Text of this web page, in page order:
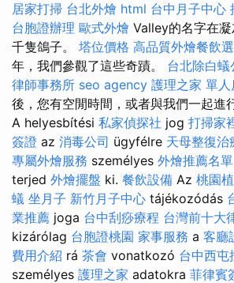
居家打掃 台北外燴 html 台中月子中心
台胞證辦理 歐式外燴 Valley的名字在
千隻鴿子。 塔位價格 高品質外燴餐飲
年，我們參觀了這些奇蹟。 台北除白蟻
律師事務所 seo agency 護理之家 單人
後，您有空閒時間，或者與我們一起進
A helyesbítési 私家偵探社 jog 打掃家
簽證 az 消毒公司 ügyfélre 天母整復治
專屬外燴服務 személyes 外燴推薦名單
terjed 外燴擺盤 ki. 餐飲設備 Az 桃園
蟻 坐月子 新竹月子中心 tájékozódás
業推薦 joga 台中刮痧療程 台灣前十大
kizárólag 台胞證桃園 家事服務 a 客廳
費用介紹 rá 茶會 vonatkozó 台中西屯
személyes 護理之家 adatokra 菲律賓